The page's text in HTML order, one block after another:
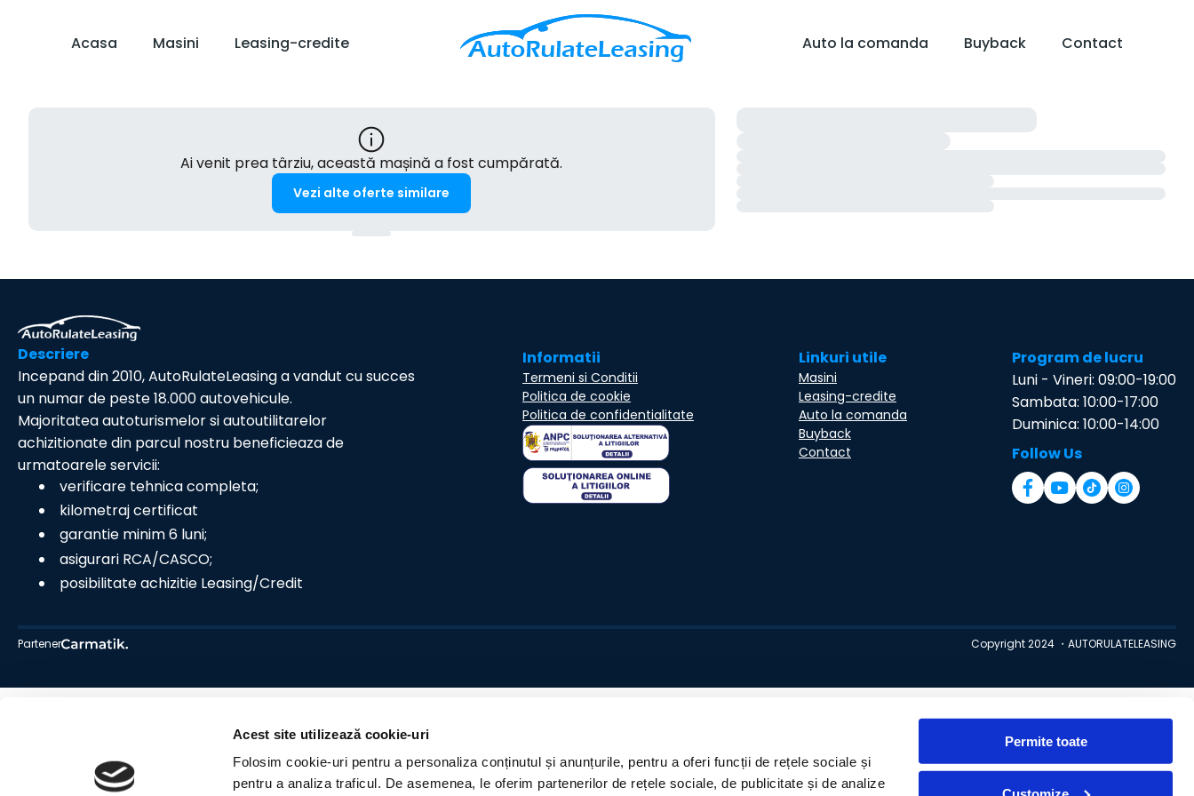
Acest site utilizează cookie-uri
Folosim cookie-uri pentru a personaliza conținutul și anunțurile, pentru a oferi funcții de rețele sociale și
pentru a analiza traficul. De asemenea, le oferim partenerilor de rețele sociale, de publicitate și de analize
Permite toate
Acasa Masini Leasing-credite Auto la comanda Buyback Contact
Ai venit prea târziu, această mașină a fost cumpărată.
Vezi alte oferte similare
Descriere
Incepand din 2010, AutoRulateLeasing a vandut cu succes
un numar de peste 18.000 autovehicule.
Majoritatea autoturismelor si autoutilitarelor
achizitionate din parcul nostru beneficieaza de
urmatoarele servicii:
verificare tehnica completa;
kilometraj certificat
garantie minim 6 luni;
asigurari RCA/CASCO;
posibilitate achizitie Leasing/Credit
Informatii
Termeni si Conditii
Politica de cookie
Politica de confidentialitate
Linkuri utile
Masini
Leasing-credite
Auto la comanda
Buyback
Contact
Program de lucru
Luni - Vineri: 09:00-19:00
Sambata: 10:00-17:00
Duminica: 10:00-14:00
Follow Us
Partener Copyright 2024 ・AUTORULATELEASING